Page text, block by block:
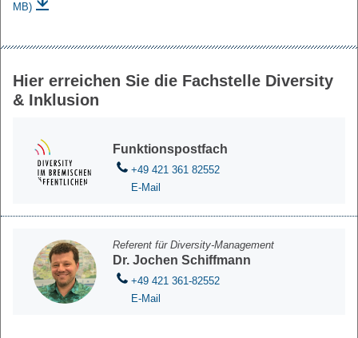
MB)
Hier erreichen Sie die Fachstelle Diversity
& Inklusion
Funktionspostfach
+49 421 361 82552
E-Mail
Referent für Diversity-Management
Dr. Jochen Schiffmann
+49 421 361-82552
E-Mail